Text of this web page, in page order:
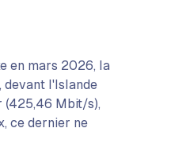
en mars 2026, la
devant l'Islande
(425,46 Mbit/s),
ce dernier ne